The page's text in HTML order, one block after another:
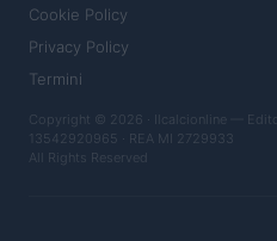
Cookie Policy
Privacy Policy
Termini
Copyright © 2026 · Ilcalcionline —
13542920965 · REA MI 2729933
All Rights Reserved